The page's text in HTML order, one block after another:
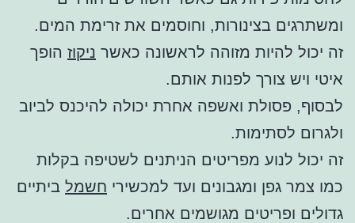
ומשתרגים בצינורות, וחוסמים את זרימת המים.
זה יכול להיות מזוהה לראשונה כאשר ניקוז הופך
איטי ויש צורך לפנות אותם.
לבסוף, פסולת ואשפה אחרת יכולה להיכנס לביוב
ולגרום לסתימות.
זה יכול לנוע מפריטים הניתנים לשטיפה בקלות
כמו צמר גפן ומגבונים ועד למכשירי חשמל ביתיים
גדולים ופריטים מגושמים אחרים.